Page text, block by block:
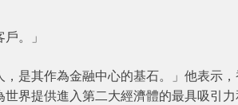
。」
是其作為金融中心的基石。」他表示
界提供進入第二大經濟體的最具吸引